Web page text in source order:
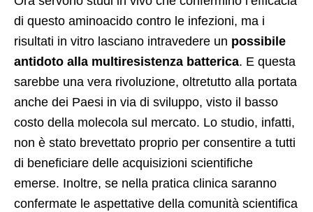
di questo aminoacido contro le infezioni, ma i
risultati in vitro lasciano intravedere un possibile
antidoto alla multiresistenza batterica. E questa
sarebbe una vera rivoluzione, oltretutto alla portata
anche dei Paesi in via di sviluppo, visto il basso
costo della molecola sul mercato. Lo studio, infatti,
non è stato brevettato proprio per consentire a tutti
di beneficiare delle acquisizioni scientifiche
emerse. Inoltre, se nella pratica clinica saranno
confermate le aspettative della comunità scientifica